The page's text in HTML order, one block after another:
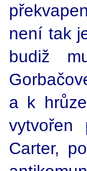
není tak
budiž
a k
vytvořen
Carter,